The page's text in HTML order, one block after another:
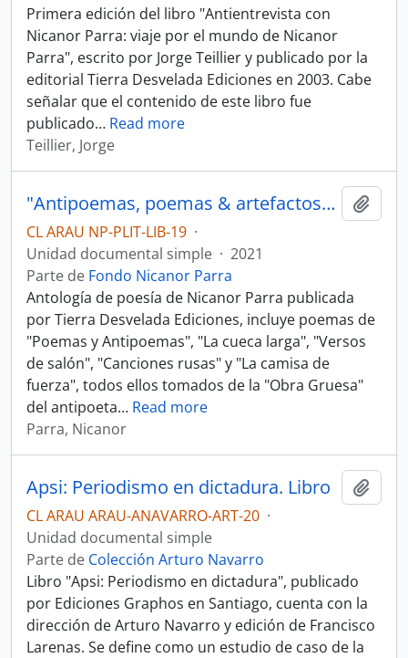
Primera edición del libro "Antientrevista con
Nicanor Parra: viaje por el mundo de Nicanor
Parra", escrito por Jorge Teillier y publicado por la
editorial Tierra Desvelada Ediciones en 2003. Cabe
señalar que el contenido de este libro fue
publicado… Read more
Teillier, Jorge
"Antipoemas, poemas & artefactos" de Nicanor Parra por Tierra Desvelada Ediciones
CL ARAU NP-PLIT-LIB-19 ·
Unidad documental simple · 2021
Parte de Fondo Nicanor Parra
Antología de poesía de Nicanor Parra publicada
por Tierra Desvelada Ediciones, incluye poemas de
"Poemas y Antipoemas", "La cueca larga", "Versos
de salón", "Canciones rusas" y "La camisa de
fuerza", todos ellos tomados de la "Obra Gruesa"
del antipoeta… Read more
Parra, Nicanor
Apsi: Periodismo en dictadura. Libro
CL ARAU ARAU-ANAVARRO-ART-20 ·
Unidad documental simple
Parte de Colección Arturo Navarro
Libro "Apsi: Periodismo en dictadura", publicado
por Ediciones Graphos en Santiago, cuenta con la
dirección de Arturo Navarro y edición de Francisco
Larenas. Se define como un estudio de caso de la